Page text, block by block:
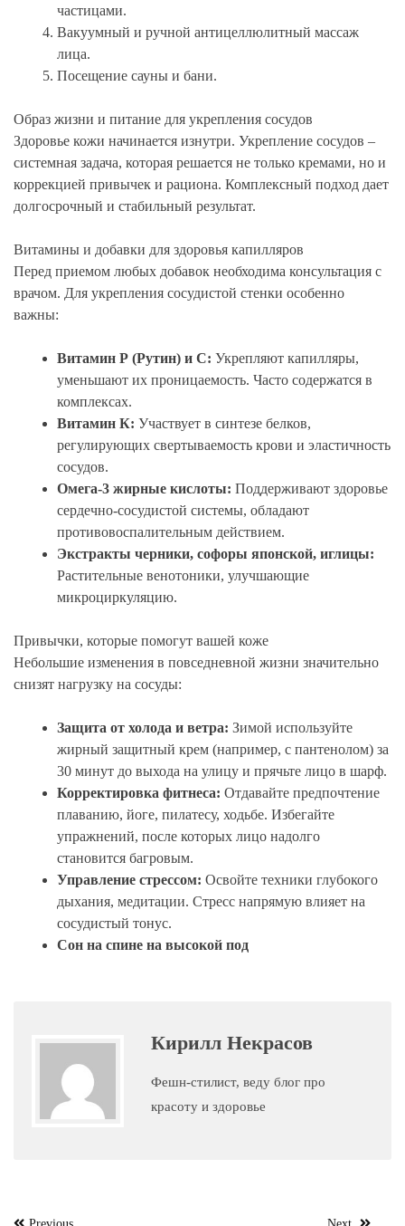
частицами.
Вакуумный и ручной антицеллюлитный массаж
лица.
Посещение сауны и бани.
Образ жизни и питание для укрепления сосудов
Здоровье кожи начинается изнутри. Укрепление сосудов –
системная задача, которая решается не только кремами, но и
коррекцией привычек и рациона. Комплексный подход дает
долгосрочный и стабильный результат.
Витамины и добавки для здоровья капилляров
Перед приемом любых добавок необходима консультация с
врачом. Для укрепления сосудистой стенки особенно
важны:
Витамин Р (Рутин) и С: Укрепляют капилляры,
уменьшают их проницаемость. Часто содержатся в
комплексах.
Витамин К: Участвует в синтезе белков,
регулирующих свертываемость крови и эластичность
сосудов.
Омега-3 жирные кислоты: Поддерживают здоровье
сердечно-сосудистой системы, обладают
противовоспалительным действием.
Экстракты черники, софоры японской, иглицы:
Растительные венотоники, улучшающие
микроциркуляцию.
Привычки, которые помогут вашей коже
Небольшие изменения в повседневной жизни значительно
снизят нагрузку на сосуды:
Защита от холода и ветра: Зимой используйте
жирный защитный крем (например, с пантенолом) за
30 минут до выхода на улицу и прячьте лицо в шарф.
Корректировка фитнеса: Отдавайте предпочтение
плаванию, йоге, пилатесу, ходьбе. Избегайте
упражнений, после которых лицо надолго
становится багровым.
Управление стрессом: Освойте техники глубокого
дыхания, медитации. Стресс напрямую влияет на
сосудистый тонус.
Сон на спине на высокой под
Кирилл Некрасов
Фешн-стилист, веду блог про
красоту и здоровье
Навигация